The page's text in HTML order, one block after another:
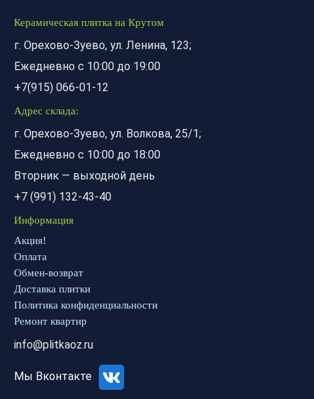
Керамическая плитка на Крутом
г. Орехово-Зуево, ул. Ленина, 123;
Ежедневно с 10:00 до 19:00
+7(915) 066-01-12
Адрес склада:
г. Орехово-Зуево, ул. Волкова, 25/1;
Ежедневно с 10:00 до 18:00
Вторник — выходной день
+7 (991) 132-43-40
Информация
Акция!
Оплата
Обмен-возврат
Доставка плитки
Политика конфиденциальности
Ремонт квартир
info@plitkaoz.ru
Мы Вконтакте